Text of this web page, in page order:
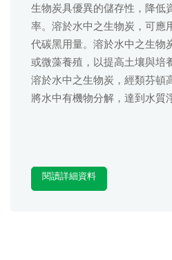
生物炭具優異的儲存性，降低
率。溶於水中之生物炭，可應
代碳黑用量。溶於水中之生物
或微藻養殖，以提高土壤與培
溶於水中之生物炭，經類芬頓
將水中有機物分解，達到水質
閱讀詳細資料